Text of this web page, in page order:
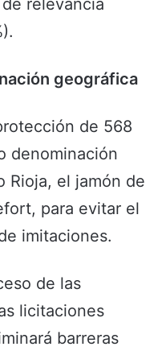
relevancia
geográfica
de 568
denominación
Rioja, el jamón de
para evitar el
imitaciones.
de las
licitaciones
barreras